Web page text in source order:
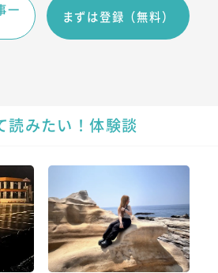
一
まずは登録（無料）
読みたい！体験談